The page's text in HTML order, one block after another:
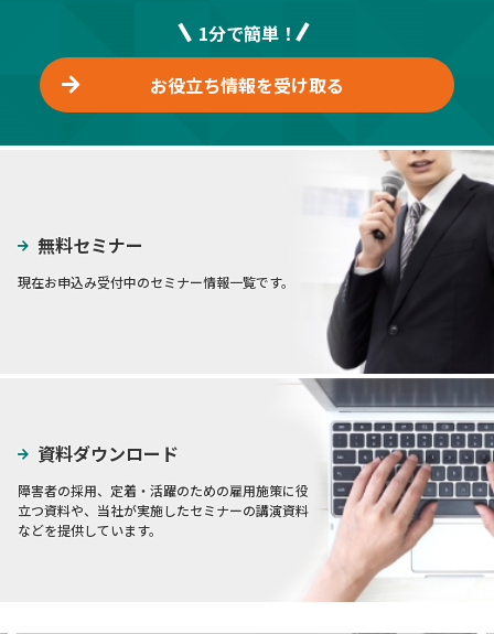
1分で簡単！
お役立ち情報を受け取る
無料セミナー
現在お申込み受付中のセミナー情報一覧です。
資料ダウンロード
障害者の採用、定着・活躍のための雇用施策に役
立つ資料や、当社が実施したセミナーの講演資料
などを提供しています。